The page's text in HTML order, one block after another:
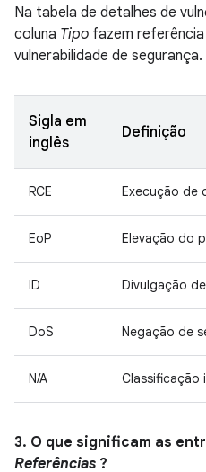
Na tabela de detalhes de
coluna Tipo fazem
vulnerabilidade de segurança.
Sigla em
inglês
Definição
RCE Execução de
EoP Elevação do
ID Divulgação
DoS Negação de
N/A Classificação
3. O que significam as
Referências ?